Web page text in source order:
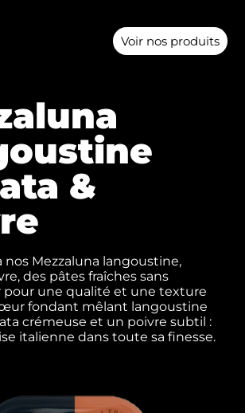
Voir nos produits
&
nos Mezzaluna langoustine,
des pâtes fraîches sans
pour une qualité et une texture
fondant mêlant langoustine
crémeuse et un poivre subtil :
italienne dans toute sa finesse.